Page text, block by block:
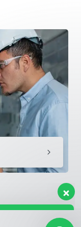
sorularınızı
için burada.
nasıl yardımcı